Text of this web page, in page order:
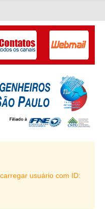
usuário com ID: